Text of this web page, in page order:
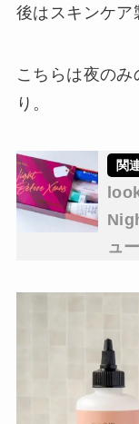
後はスキンケア
こちらは夜の
り。
ュー